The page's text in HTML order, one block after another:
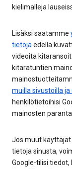
kielimalleja
Lisäksi saatamme
tietoja edellä
videoita
kitaratuntien
muilla sivustoilla
henkilötietoihisi
mainosten
Jos muut
tietoja sinusta,
Google-tilisi tiedot,